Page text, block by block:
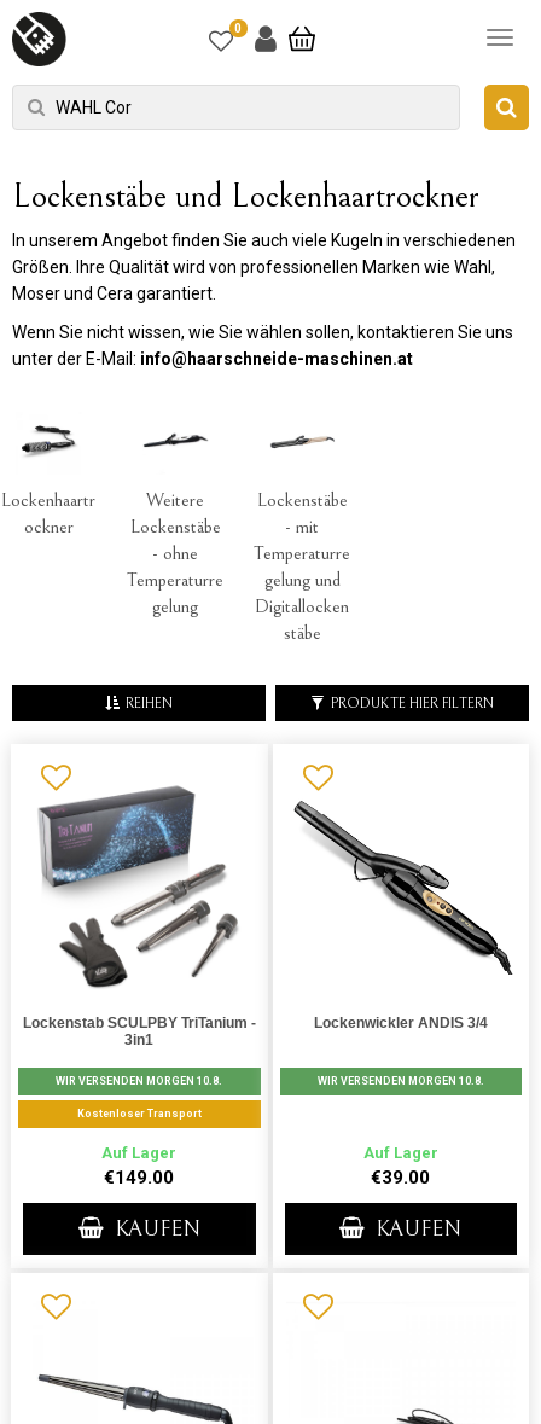
0
Lockenstäbe und Lockenhaartrockner
In unserem Angebot finden Sie auch viele Kugeln in verschiedenen
Größen. Ihre Qualität wird von professionellen Marken wie Wahl,
Moser und Cera garantiert.
Wenn Sie nicht wissen, wie Sie wählen sollen, kontaktieren Sie uns
unter der E-Mail: info@haarschneide-maschinen.at
Lockenhaartr
ockner
Weitere
Lockenstäbe
- ohne
Temperaturre
gelung
Lockenstäbe
- mit
Temperaturre
gelung und
Digitallocken
stäbe
Lockenstab SCULPBY TriTanium -
3in1
WIR VERSENDEN MORGEN 10.8.
Kostenloser Transport
Auf Lager
€149.00
KAUFEN
Lockenwickler ANDIS 3/4
WIR VERSENDEN MORGEN 10.8.
Auf Lager
€39.00
KAUFEN
REIHEN PRODUKTE HIER FILTERN